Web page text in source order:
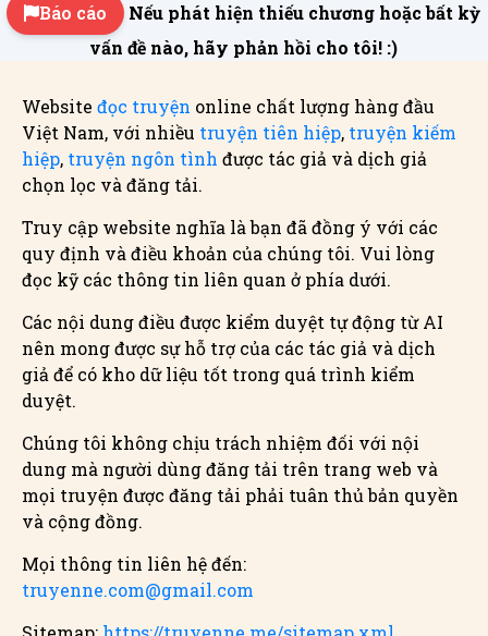
Báo cáo
Nếu phát hiện thiếu chương hoặc bất kỳ
vấn đề nào, hãy phản hồi cho tôi! :)
Website đọc truyện online chất lượng hàng đầu
Việt Nam, với nhiều truyện tiên hiệp, truyện kiếm
hiệp, truyện ngôn tình được tác giả và dịch giả
chọn lọc và đăng tải.
Truy cập website nghĩa là bạn đã đồng ý với các
quy định và điều khoản của chúng tôi. Vui lòng
đọc kỹ các thông tin liên quan ở phía dưới.
Các nội dung điều được kiểm duyệt tự động từ AI
nên mong được sự hỗ trợ của các tác giả và dịch
giả để có kho dữ liệu tốt trong quá trình kiểm
duyệt.
Chúng tôi không chịu trách nhiệm đối với nội
dung mà người dùng đăng tải trên trang web và
mọi truyện được đăng tải phải tuân thủ bản quyền
và cộng đồng.
Mọi thông tin liên hệ đến:
truyenne.com@gmail.com